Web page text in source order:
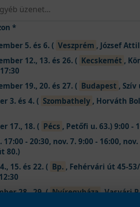
*
5. és 6. ( Veszprém , József
12., 13. és 26. ( Kecskemét ,
19., 20. és 27. ( Budapest , Szív
3. és 4. ( Szombathely , Horváth
17., 18. ( Pécs , Petőfi u. 63.) 9:00 -
17:00 - 20:30, nov. 7. 9:00 - 16:00,
80.)
15. és 22. ( Bp. , Fehérvári út 45-
28., 29. ( Nyíregyháza , Vasvári